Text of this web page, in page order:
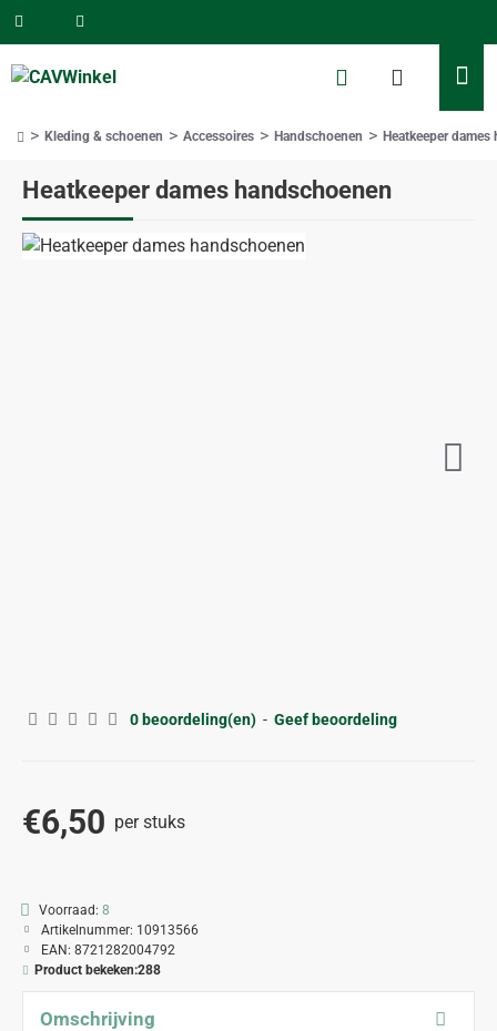
Heatkeeper dames handschoenen
Kleding & schoenen Accessoires Handschoenen Heatkeeper
0 beoordeling(en) - Geef beoordeling
€6,50 per stuks
Voorraad: 8
Artikelnummer: 10913566
EAN: 8721282004792
Product bekeken:288
Omschrijving